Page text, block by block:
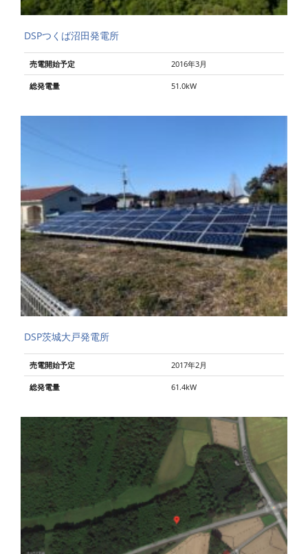
DSPつくば沼田発電所
売電開始予定 2016年3月
総発電量 51.0kW
DSP茨城大戸発電所
売電開始予定 2017年2月
総発電量 61.4kW